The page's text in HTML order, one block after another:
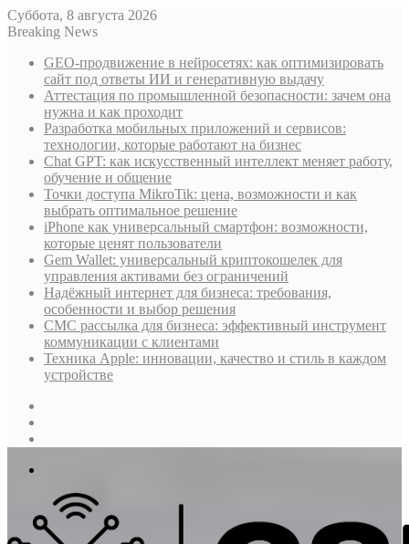
Суббота, 8 августа 2026
Breaking News
GEO-продвижение в нейросетях: как оптимизировать
сайт под ответы ИИ и генеративную выдачу
Аттестация по промышленной безопасности: зачем она
нужна и как проходит
Разработка мобильных приложений и сервисов:
технологии, которые работают на бизнес
Chat GPT: как искусственный интеллект меняет работу,
обучение и общение
Точки доступа MikroTik: цена, возможности и как
выбрать оптимальное решение
iPhone как универсальный смартфон: возможности,
которые ценят пользователи
Gem Wallet: универсальный криптокошелек для
управления активами без ограничений
Надёжный интернет для бизнеса: требования,
особенности и выбор решения
СМС рассылка для бизнеса: эффективный инструмент
коммуникации с клиентами
Техника Apple: инновации, качество и стиль в каждом
устройстве